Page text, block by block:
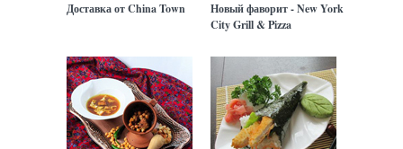
Доставка от China Town
Новый фаворит - New York
City Grill & Pizza